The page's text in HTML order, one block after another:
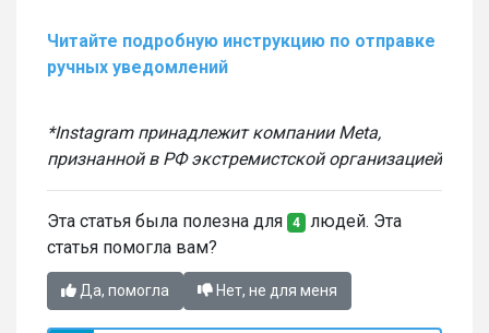
Читайте подробную инструкцию по отправке
ручных уведомлений
*Instagram принадлежит компании Meta,
признанной в РФ экстремистской организацией
Эта статья была полезна для 4 людей. Эта
статья помогла вам?
Да, помогла Нет, не для меня